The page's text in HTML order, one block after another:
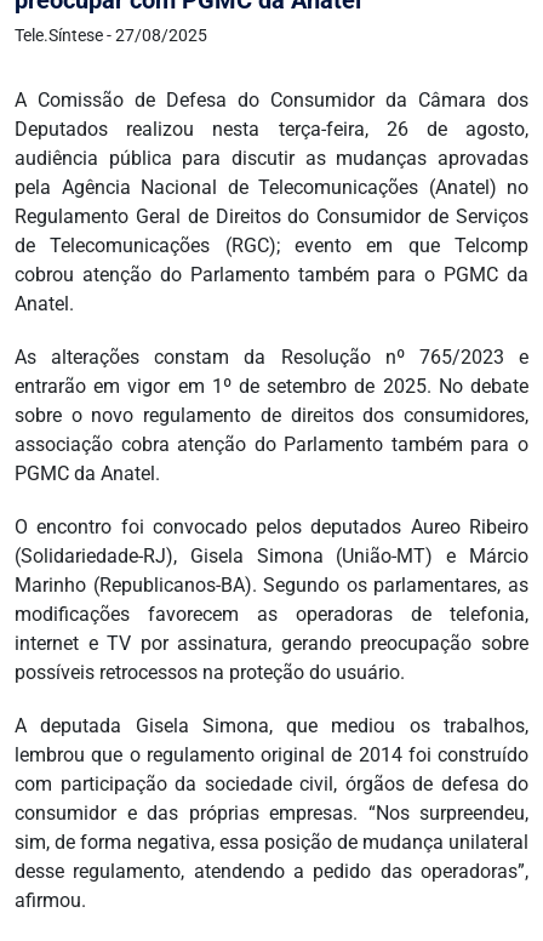
Tele.Síntese - 27/08/2025
A Comissão de Defesa do Consumidor da Câmara dos
Deputados realizou nesta terça-feira, 26 de agosto,
audiência pública para discutir as mudanças aprovadas
pela Agência Nacional de Telecomunicações (Anatel) no
Regulamento Geral de Direitos do Consumidor de Serviços
de Telecomunicações (RGC); evento em que Telcomp
cobrou atenção do Parlamento também para o PGMC da
Anatel.
As alterações constam da Resolução nº 765/2023 e
entrarão em vigor em 1º de setembro de 2025. No debate
sobre o novo regulamento de direitos dos consumidores,
associação cobra atenção do Parlamento também para o
PGMC da Anatel.
O encontro foi convocado pelos deputados Aureo Ribeiro
(Solidariedade-RJ), Gisela Simona (União-MT) e Márcio
Marinho (Republicanos-BA). Segundo os parlamentares, as
modificações favorecem as operadoras de telefonia,
internet e TV por assinatura, gerando preocupação sobre
possíveis retrocessos na proteção do usuário.
A deputada Gisela Simona, que mediou os trabalhos,
lembrou que o regulamento original de 2014 foi construído
com participação da sociedade civil, órgãos de defesa do
consumidor e das próprias empresas. “Nos surpreendeu,
sim, de forma negativa, essa posição de mudança unilateral
desse regulamento, atendendo a pedido das operadoras”,
afirmou.